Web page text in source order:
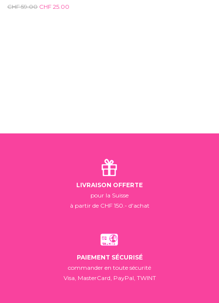
CHF59.00 CHF 25.00
LIVRAISON OFFERTE
pour la Suisse
à partir de CHF 150.- d'achat
PAIEMENT SÉCURISÉ
commander en toute sécurité
Visa, MasterCard, PayPal, TWINT